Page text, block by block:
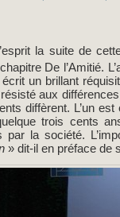
la suite de
De l’Amitié.
un brillant
aux
diffèrent. L’un
trois cents
la société.
» dit-il en préface de